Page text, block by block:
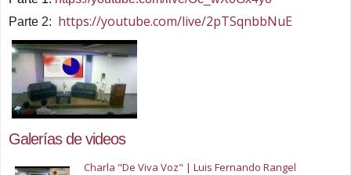
Parte 2: https://youtube.com/live/2pTSqnbbNuE
Galerías de videos
Charla "De Viva Voz" | Luis Fernando Rangel